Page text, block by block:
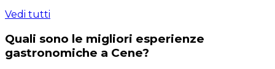
Vedi tutti
Quali sono le migliori esperienze
gastronomiche a Cene?